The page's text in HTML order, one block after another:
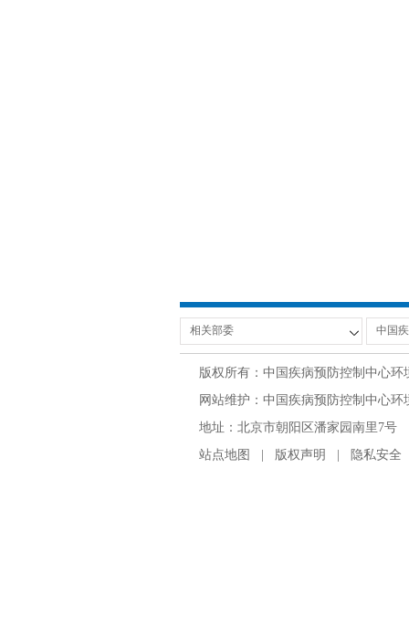
版权所有：中国疾病预防控制中心环
网站维护：中国疾病预防控制中心
地址：北京市朝阳区潘家园南里7号
站点地图
版权声明 隐私安全